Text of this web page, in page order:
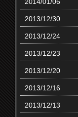
2013/12/30
2013/12/24
2013/12/23
2013/12/20
2013/12/16
2013/12/13